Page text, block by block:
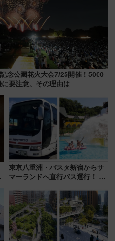
念公園花火大会7/25開催！5000
要注意、その理由は
東京八重洲・バスタ新宿からサ
マーランドへ直行バス運行！ お
推し活を楽しもう！（2026年
8/1～31）